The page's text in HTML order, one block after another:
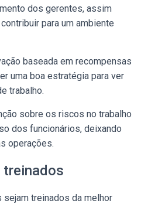
dos gerentes, assim
para um ambiente
baseada em recompensas
uma boa estratégia para ver
trabalho.
sobre os riscos no trabalho
dos funcionários, deixando
operações.
treinados
sejam treinados da melhor